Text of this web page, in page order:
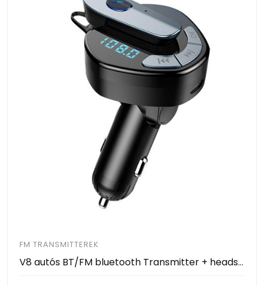
FM TRANSMITTEREK
V8 autós BT/FM bluetooth Transmitter + headset